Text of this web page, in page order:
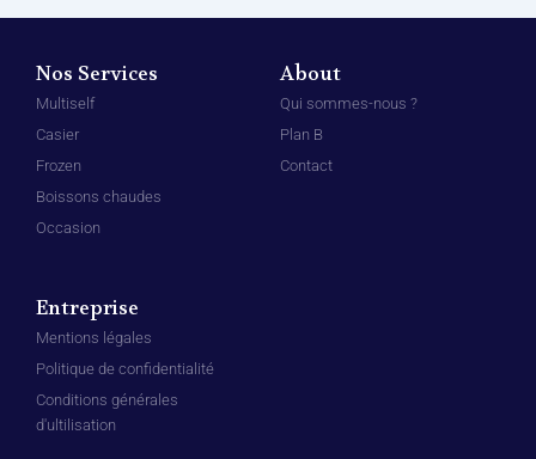
Nos Services
Multiself
Casier
Frozen
Boissons chaudes
Occasion
About
Qui sommes-nous ?
Plan B
Contact
Entreprise
Mentions légales
Politique de confidentialité
Conditions générales
d'ultilisation